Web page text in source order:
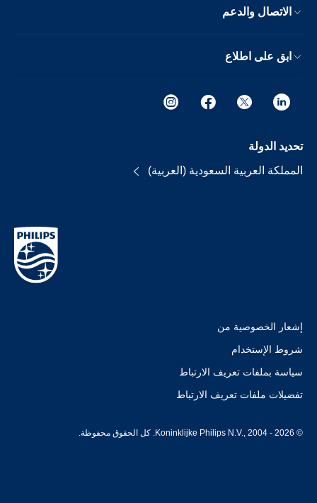
الاتصال والدعم
ابق على اطلاع
تحديد الدولة
المملكة العربية السعودية (العربية)
إشعار الخصوصية من
شروط الإستخدام
سياسة بملفات تعريف الارتباط
تفضيلات ملفات تعريف الارتباط
© Koninklijke Philips N.V., 2004 - 2026. كل الحقوق محفوظة.